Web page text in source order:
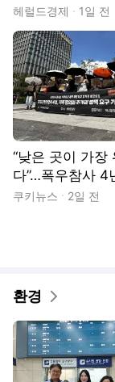
통’에 노출…어쩌
까지 [지구, 뭐
헤럴드경제 1일 전
“낮은 곳이 가장
다”…폭우참사 4
위기에 안전한 집
쿠키뉴스 2일 전
환경